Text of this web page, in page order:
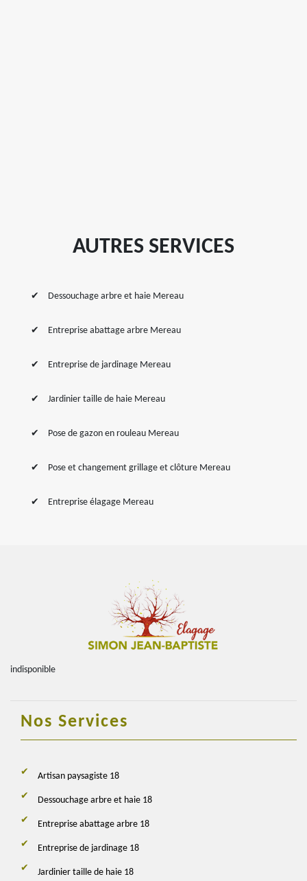
AUTRES SERVICES
Dessouchage arbre et haie Mereau
Entreprise abattage arbre Mereau
Entreprise de jardinage Mereau
Jardinier taille de haie Mereau
Pose de gazon en rouleau Mereau
Pose et changement grillage et clôture Mereau
Entreprise élagage Mereau
indisponible
Nos Services
Artisan paysagiste 18
Dessouchage arbre et haie 18
Entreprise abattage arbre 18
Entreprise de jardinage 18
Jardinier taille de haie 18